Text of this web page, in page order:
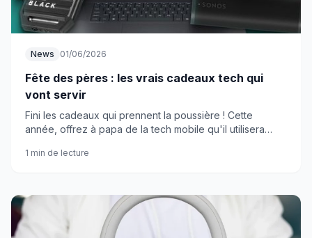
News 01/06/2026
Fête des pères : les vrais cadeaux tech qui
vont servir
Fini les cadeaux qui prennent la poussière ! Cette
année, offrez à papa de la tech mobile qu'il utilisera
1 min de lecture